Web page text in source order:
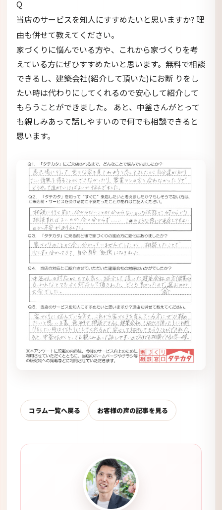
Q
当店のサービスを知人にすすめたいと思いますか? 理
由も併せて教えてください。
家づくりに悩んでいる方や、これから家づくりを考
えている方にぜひすすめたいと思います。無料で相談
できるし、建築会社(紹介して頂いた)にお断 りをし
たい時は代わりにしてくれるので安心して紹介して
もらうことができました。 あと、中釜さんがとって
も親しみあって話しやすいので何でも相談できると
思います。
コラム一覧へ戻る お客様の声の記事を見る